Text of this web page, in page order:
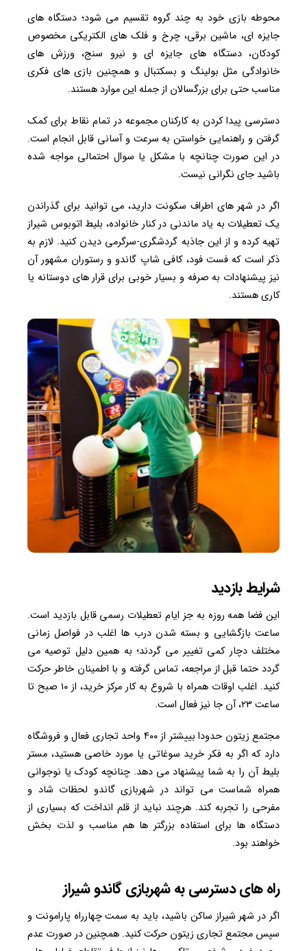
محوطه بازی خود به چند گروه تقسیم می شود؛ دستگاه های
جایزه ای، ماشین برقی، چرخ و فلک های الکتریکی مخصوص
کودکان، دستگاه های جایزه ای و نیرو سنج، ورزش های
خانوادگی مثل بولینگ و بسکتبال و همچنین بازی های فکری
مناسب حتی برای بزرگسالان از جمله این موارد هستند.
دسترسی پیدا کردن به کارکنان مجموعه در تمام نقاط برای کمک
گرفتن و راهنمایی خواستن به سرعت و آسانی قابل انجام است.
در این صورت چنانچه با مشکل یا سوال احتمالی مواجه شده
باشید جای نگرانی نیست.
اگر در شهر های اطراف سکونت دارید، می توانید برای گذراندن
یک تعطیلات به یاد ماندنی در کنار خانواده، بلیط اتوبوس شیراز
تهیه کرده و از این جاذبه گردشگری-سرگرمی دیدن کنید. لازم به
ذکر است که فست فود، کافی شاپ گاندو و رستوران مشهور آن
نیز پیشنهادات به صرفه و بسیار خوبی برای قرار های دوستانه یا
کاری هستند.
شرایط بازدید
این فضا همه روزه به جز ایام تعطیلات رسمی قابل بازدید است.
ساعت بازگشایی و بسته شدن درب ها اغلب در فواصل زمانی
مختلف دچار کمی تغییر می گردند؛ به همین دلیل توصیه می
گردد حتما قبل از مراجعه، تماس گرفته و با اطمینان خاطر حرکت
کنید. اغلب اوقات همراه با شروع به کار مرکز خرید، از ۱۰ صبح تا
ساعت ۲۳، آن جا نیز فعال است.
مجتمع زیتون حدودا بییشتر از ۴۰۰ واحد تجاری فعال و فروشگاه
دارد که اگر به فکر خرید سوغاتی یا مورد خاصی هستید، مستر
بلیط آن را به شما پیشنهاد می دهد. چنانچه کودک یا نوجوانی
همراه شماست می تواند در شهربازی گاندو لحظات شاد و
مفرحی را تجربه کند. هرچند نباید از قلم انداخت که بسیاری از
دستگاه ها برای استفاده بزرگتر ها هم مناسب و لذت بخش
خواهند بود.
راه های دسترسی به شهربازی گاندو شیراز
اگر در شهر شیراز ساکن باشید، باید به سمت چهارراه پارامونت و
سپس مجتمع تجاری زیتون حرکت کنید. همچنین در صورت عدم